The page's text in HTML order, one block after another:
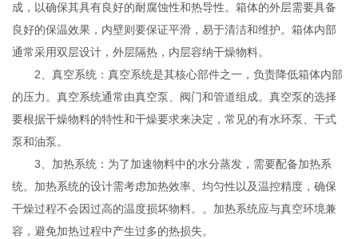
成，以确保其具有良好的耐腐蚀性和热导性。箱体的外层需要具备
良好的保温效果，内壁则要保证平滑，易于清洁和维护。箱体内部
通常采用双层设计，外层隔热，内层容纳干燥物料。
2、真空系统：真空系统是其核心部件之一，负责降低箱体内部
的压力。真空系统通常由真空泵、阀门和管道组成。真空泵的选择
要根据干燥物料的特性和干燥要求来决定，常见的有水环泵、干式
泵和油泵。
3、加热系统：为了加速物料中的水分蒸发，需要配备加热系
统。加热系统的设计需考虑加热效率、均匀性以及温控精度，确保
干燥过程不会因过高的温度损坏物料。。加热系统应与真空环境兼
容，避免加热过程中产生过多的热损失。